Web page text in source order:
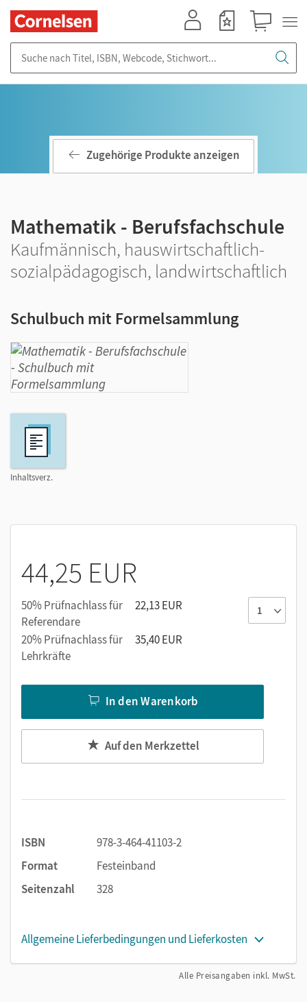
Inhaltsverz.
Zugehörige Produkte anzeigen
Mathematik - Berufsfachschule
Kaufmännisch, hauswirtschaftlich-
sozialpädagogisch, landwirtschaftlich
Schulbuch mit Formelsammlung
44,25 EUR
50% Prüfnachlass für
Referendare
22,13 EUR
20% Prüfnachlass für
Lehrkräfte
35,40 EUR
In den Warenkorb
Auf den Merkzettel
ISBN
978-3-464-41103-2
Format
Festeinband
Seitenzahl
328
Allgemeine Lieferbedingungen und Lieferkosten
Alle Preisangaben inkl. MwSt.